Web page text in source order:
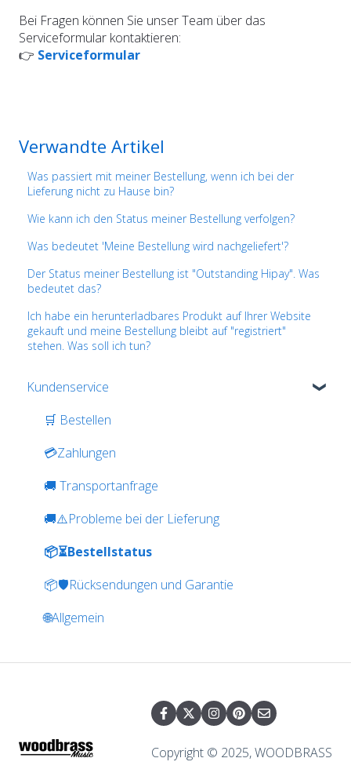
Bei Fragen können Sie unser Team über das
Serviceformular kontaktieren:
👉 Serviceformular
Verwandte Artikel
Was passiert mit meiner Bestellung, wenn ich bei der
Lieferung nicht zu Hause bin?
Wie kann ich den Status meiner Bestellung verfolgen?
Was bedeutet 'Meine Bestellung wird nachgeliefert'?
Der Status meiner Bestellung ist "Outstanding Hipay". Was
bedeutet das?
Ich habe ein herunterladbares Produkt auf Ihrer Website
gekauft und meine Bestellung bleibt auf "registriert"
stehen. Was soll ich tun?
Kundenservice
🛒 Bestellen
💳Zahlungen
🚚 Transportanfrage
🚚⚠️Probleme bei der Lieferung
📦⏳Bestellstatus
📦🛡️Rücksendungen und Garantie
🌐Allgemein
Copyright © 2025, WOODBRASS